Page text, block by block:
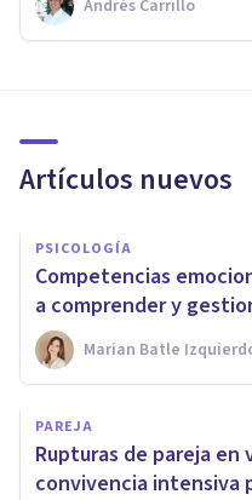
Andrés Carrillo
Artículos nuevos
PSICOLOGÍA
Competencias
a comprender y
Marian Batle
PAREJA
Rupturas de pareja en
convivencia intensiva